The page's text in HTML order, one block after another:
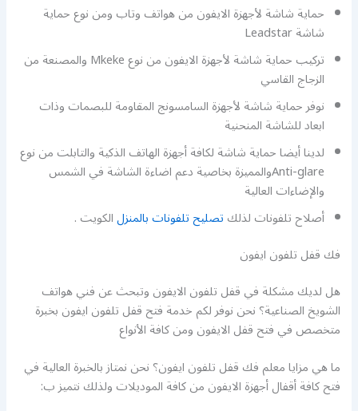
حماية شاشة لأجهزة الايفون من هواتف وتاب ومن نوع حماية
شاشة Leadstar
تركيب حماية شاشة لأجهزة الايفون من نوع Mkeke والمصنعة من
الزجاج القاسي
نوفر حماية شاشة لأجهزة السامسونج المقاومة للبصمات وذات
ابعاد للشاشة المنحنية
لدينا أيضا حماية شاشة لكافة أجهزة الهاتف الذكية والتابلت من نوع
Anti-glareوالمميزة بخاصية دعم اضاءة الشاشة في الشمس
والإضاءات العالية
أصلاح تلفونات لذلكتصليح تلفونات بالمنزلالكويت .
فك قفل تلفون ايفون
هل لديك مشكلة في قفل تلفون الايفون وتبحث عن فني هواتف
الشويخ الصناعية؟ نحن نوفر لكم خدمة فتح قفل تلفون ايفون بخبرة
متخصص في فتح قفل الايفون ومن كافة الأنواع
ما هي مزايا معلم فك قفل تلفون ايفون؟ نحن نمتاز بالخبرة العالية في
فتح كافة أقفال أجهزة الايفون من كافة الموديلات ولذلك نتميز ب: